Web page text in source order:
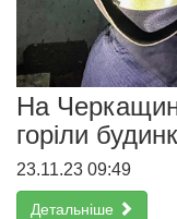
На
горіли
23.11.23 09:49
Детальніше